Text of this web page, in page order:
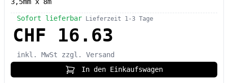
3,5mm x 8m
Sofort lieferbar Lieferzeit 1-3 Tage
CHF 16.63
inkl. MwSt
zzgl. Versand
In den Einkaufswagen